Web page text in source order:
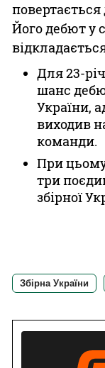
повертається
Його дебют у
Для 23-
шанс
України,
виходив
команди.
При
три
збірної
Збірна України